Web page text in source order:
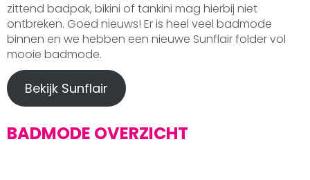
zittend badpak, bikini of tankini mag hierbij niet
ontbreken. Goed nieuws! Er is heel veel badmode
binnen en we hebben een nieuwe Sunflair folder vol
mooie badmode.
Bekijk Sunflair
BADMODE OVERZICHT